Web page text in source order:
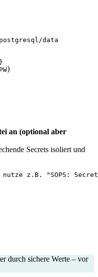
data
an (optional aber
Secrets isoliert und
z.B. "SOPS:
durch sichere Werte – vor